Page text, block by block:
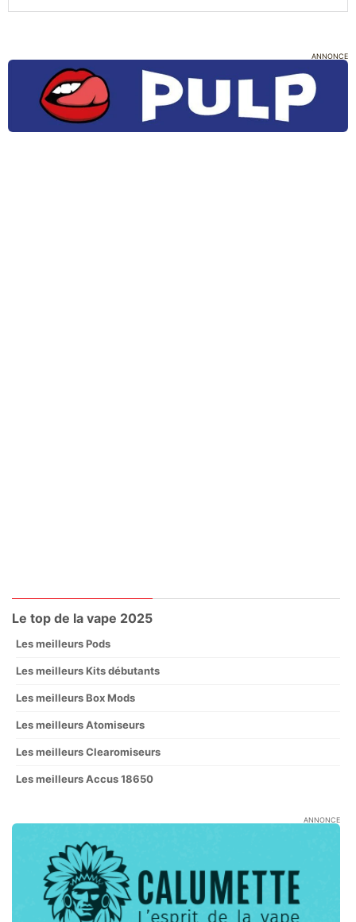
ANNONCE
Le top de la vape 2025
Les meilleurs Pods
Les meilleurs Kits débutants
Les meilleurs Box Mods
Les meilleurs Atomiseurs
Les meilleurs Clearomiseurs
Les meilleurs Accus 18650
ANNONCE